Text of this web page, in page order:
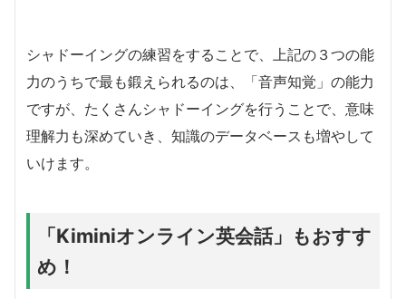
シャドーイングの練習をすることで、上記の３つの能
力のうちで最も鍛えられるのは、「音声知覚」の能力
ですが、たくさんシャドーイングを行うことで、意味
理解力も深めていき、知識のデータベースも増やして
いけます。
「Kiminiオンライン英会話」もおすす
め！